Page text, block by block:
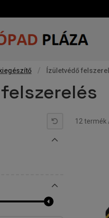
Ízületvédő
Összes
12 termék